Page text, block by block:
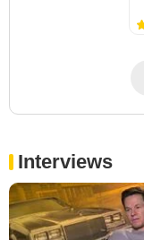
Interviews